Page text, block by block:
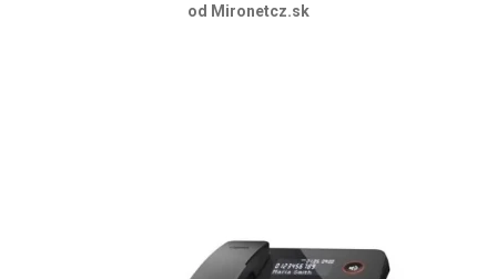
od Mironetcz.sk